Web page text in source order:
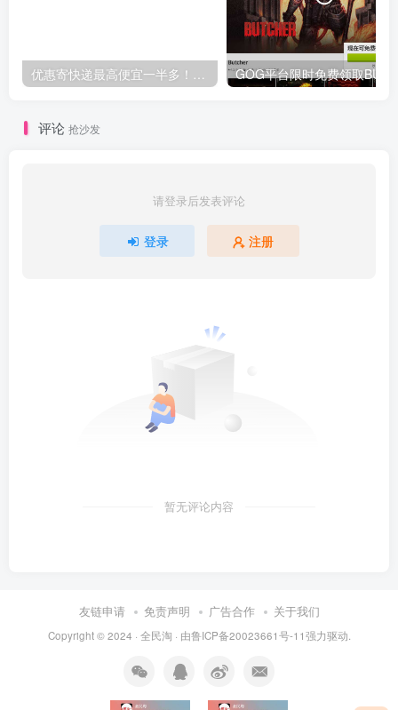
优惠寄快递最高便宜一半多！白鸽惠递
评论 抢沙发
请登录后发表评论
登录 注册
暂无评论内容
友链申请 免责声明 广告合作 关于我们
Copyright © 2024 · 全民淘 · 由鲁ICP备20023661号-11强力驱动.